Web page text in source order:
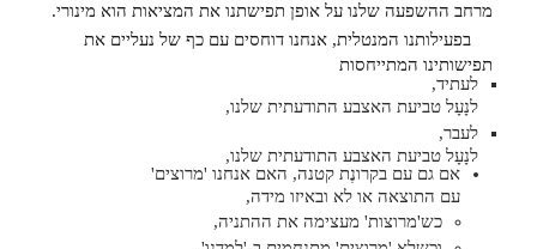
מרחב ההשפעה שלנו על אופן תפישתנו את המציאות הוא מינורי.
בפעילותנו המנטלית, אנחנו דוחסים עם כף של נעליים את
תפישותינו המתייחסות
לעתיד,
לנָעָל טביעת האצבע התודעתית שלנו,
לעבר,
לנָעָל טביעת האצבע התודעתית שלנו,
אם גם עם בקרונֶת קטנה, האם אנחנו 'מרוצים'
עם התוצאה או לא ובאיזו מידה,
כש'מרוצות' מעצימה את ההתניה,